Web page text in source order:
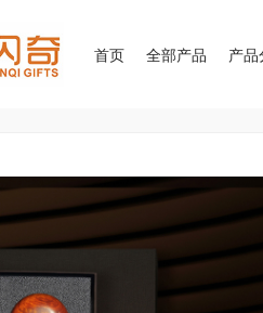
首页 全部产品 产